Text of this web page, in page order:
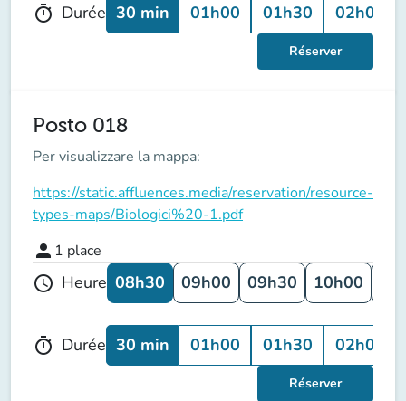
timer Durée 30 min 01h00 01h30 02h00
Réserver
Posto 018
Per visualizzare la mappa:
https://static.affluences.media/reservation/resource-
types-maps/Biologici%20-1.pdf
person 1 place
schedule Heure 08h30 09h00 09h30 10h00
timer Durée 30 min 01h00 01h30 02h00
Réserver